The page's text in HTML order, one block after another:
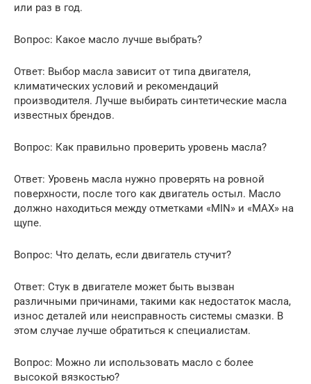
или раз в год.
Вопрос: Какое масло лучше выбрать?
Ответ: Выбор масла зависит от типа двигателя,
климатических условий и рекомендаций
производителя. Лучше выбирать синтетические масла
известных брендов.
Вопрос: Как правильно проверить уровень масла?
Ответ: Уровень масла нужно проверять на ровной
поверхности, после того как двигатель остыл. Масло
должно находиться между отметками «MIN» и «MAX» на
щупе.
Вопрос: Что делать, если двигатель стучит?
Ответ: Стук в двигателе может быть вызван
различными причинами, такими как недостаток масла,
износ деталей или неисправность системы смазки. В
этом случае лучше обратиться к специалистам.
Вопрос: Можно ли использовать масло с более
высокой вязкостью?